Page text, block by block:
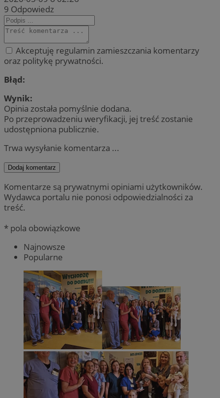
9 Odpowiedz
Akceptuję regulamin zamieszczania komentarzy
oraz politykę prywatności.
Błąd:
Wynik:
Opinia została pomyślnie dodana.
Po przeprowadzeniu weryfikacji, jej treść zostanie
udostępniona publicznie.
Trwa wysyłanie komentarza ...
Dodaj komentarz
Komentarze są prywatnymi opiniami użytkowników.
Wydawca portalu nie ponosi odpowiedzialności za
treść.
* pola obowiązkowe
Najnowsze
Popularne